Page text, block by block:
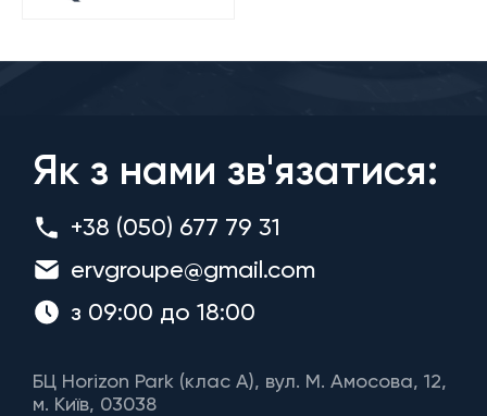
Як з нами зв'язатися:
+38 (050) 677 79 31
ervgroupe@gmail.com
з 09:00 до 18:00
БЦ Horizon Park (клас A), вул. М. Амосова, 12,
м. Київ, 03038